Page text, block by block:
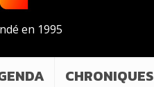
en 1995
CHRONIQUES